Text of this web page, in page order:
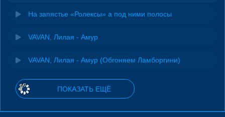
На запястье «Ролексы» а под ними полосы
VAVAN, Лилая - Амур
VAVAN, Лилая - Амур (Обгоняем Ламборгини)
ПОКАЗАТЬ ЕЩЁ